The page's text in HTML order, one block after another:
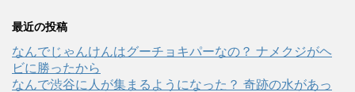
最近の投稿
なんでじゃんけんはグーチョキパーなの？ ナメクジがヘ
ビに勝ったから
なんで渋谷に人が集まるようになった？ 奇跡の水があっ